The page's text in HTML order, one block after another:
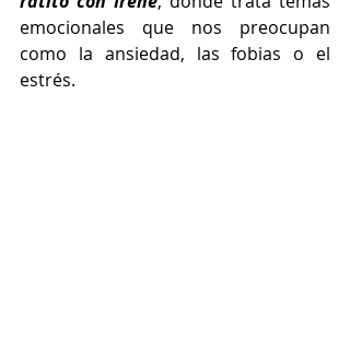
emocionales que nos preocupan
como la ansiedad, las fobias o el
estrés.